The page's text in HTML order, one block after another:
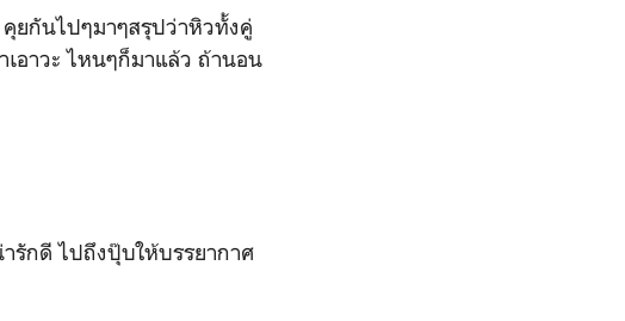
คุยกันไปๆมาๆสรุปว่าหิวทั้งคู่
อาวะ ไหนๆก็มาแล้ว ถ้านอน
กดี ไปถึงปุ๊บให้บรรยากาศ